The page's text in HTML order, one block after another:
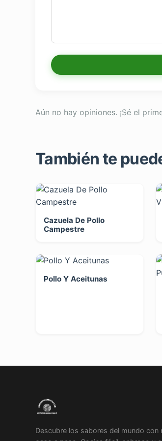
Aún no hay opiniones. ¡Sé el
También te
Cazuela De Pollo
Campestre
Pollo Y Aceitunas
Descubre los sabores del mundo con